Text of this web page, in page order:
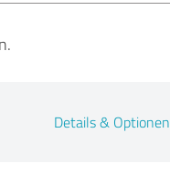
Details & Optionen